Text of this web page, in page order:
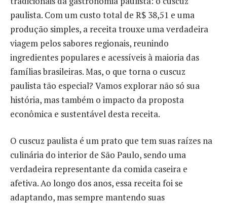
paulista. Com um custo total de R$ 38,51 e uma
produção simples, a receita trouxe uma verdadeira
viagem pelos sabores regionais, reunindo
ingredientes populares e acessíveis à maioria das
famílias brasileiras. Mas, o que torna o cuscuz
paulista tão especial? Vamos explorar não só sua
história, mas também o impacto da proposta
econômica e sustentável desta receita.
O cuscuz paulista é um prato que tem suas raízes na
culinária do interior de São Paulo, sendo uma
verdadeira representante da comida caseira e
afetiva. Ao longo dos anos, essa receita foi se
adaptando, mas sempre mantendo suas